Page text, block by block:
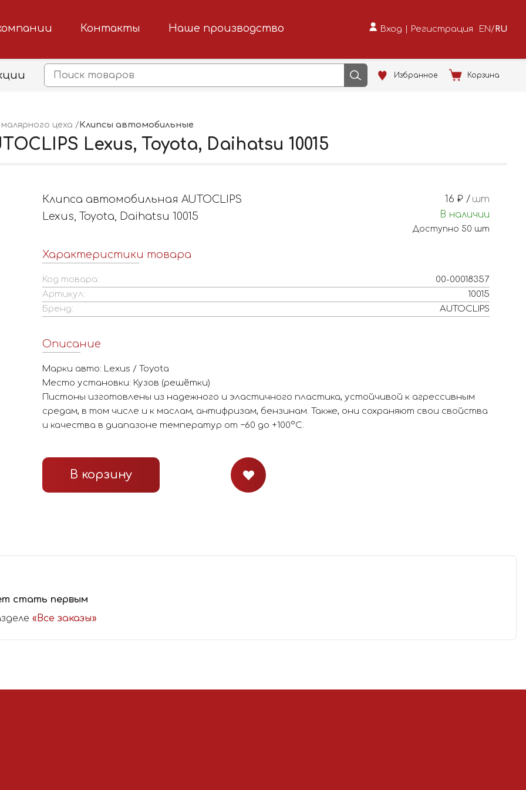
Контакты Наше производство Вход | Регистрация EN /RU
Избранное Корзина
цеха Клипсы автомобильные
Lexus, Toyota, Daihatsu 10015
Клипса автомобильная AUTOCLIPS
Lexus, Toyota, Daihatsu 10015
Характеристики товара
Код товара:
00-00018357
Артикул:
10015
Бренд:
AUTOCLIPS
Описание
Марки авто: Lexus / Toyota
Место установки: Кузов (решётки)
Пистоны изготовлены из надежного и эластичного пластика, устойчивой к агрессивным
средам, в том числе и к маслам, антифризам, бензинам. Также, они сохраняют свои свойства
и качества в диапазоне температур от −60 до +100°С.
16 ₽ / шт
В наличии
Доступно 50 шт
В корзину
стать первым
«Все заказы»